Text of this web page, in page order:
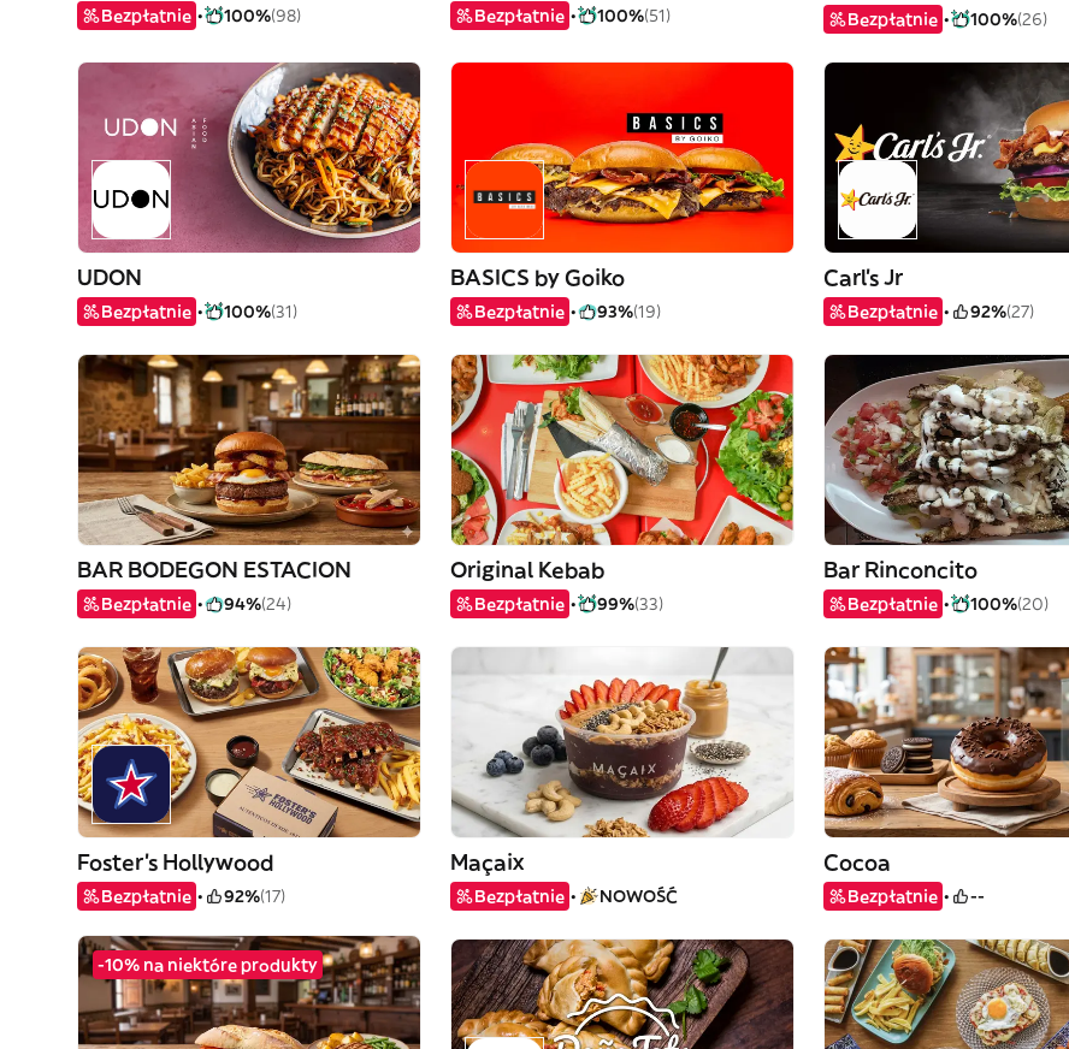
Bezpłatnie 100%(98) Bezpłatnie 100%(51) Bezpłatnie 100%(26)
UDON
Bezpłatnie 100%(31)
BASICS by Goiko
Bezpłatnie 93%(19)
Carl's Jr
Bezpłatnie 92%(27)
BAR BODEGON ESTACION
Bezpłatnie 94%(24)
Original Kebab
Bezpłatnie 99%(33)
Bar Rinconcito
Bezpłatnie 100%(20)
Foster's Hollywood
Bezpłatnie 92%(17)
Maçaix
Bezpłatnie NOWOŚĆ
Cocoa
Bezpłatnie --
-10% na niektóre produkty